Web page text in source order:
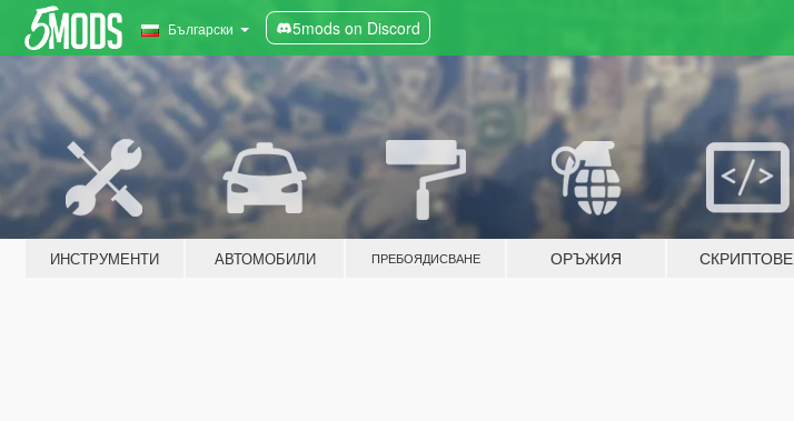
Български 5mods on Discord
ИНСТРУМЕНТИ АВТОМОБИЛИ ПРЕБОЯДИСВАНЕ ОРЪЖИЯ СКРИПТОВЕ